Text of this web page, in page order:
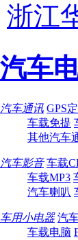
浙江
汽车
汽车通讯 GPS
车载免提
其他汽车
汽车影音 车载
车载MP3
汽车喇叭
车用小电器 汽
车载电脑